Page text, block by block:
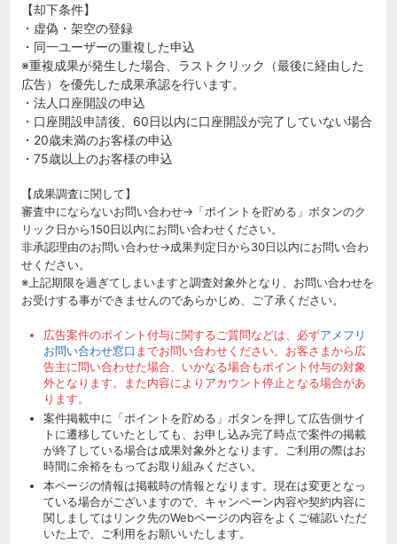
【却下条件】
・虚偽・架空の登録
・同一ユーザーの重複した申込
※重複成果が発生した場合、ラストクリック（最後に経由した
広告）を優先した成果承認を行います。
・法人口座開設の申込
・口座開設申請後、60日以内に口座開設が完了していない場合
・20歳未満のお客様の申込
・75歳以上のお客様の申込
【成果調査に関して】
審査中にならないお問い合わせ→「ポイントを貯める」ボタンのク
リック日から150日以内にお問い合わせください。
非承認理由のお問い合わせ→成果判定日から30日以内にお問い合わ
せください。
※上記期限を過ぎてしまいますと調査対象外となり、お問い合わせを
お受けする事ができませんのであらかじめ、ご了承ください。
広告案件のポイント付与に関するご質問などは、必ずアメフリ
お問い合わせ窓口 までお問い合わせください。お客さまから広
告主に問い合わせた場合、いかなる場合もポイント付与の対象
外となります。また内容によりアカウント停止となる場合があ
ります。
案件掲載中に「ポイントを貯める」ボタンを押して広告側サイ
トに遷移していたとしても、お申し込み完了時点で案件の掲載
が終了している場合は成果対象外となります。ご利用の際はお
時間に余裕をもってお取り組みください。
本ページの情報は掲載時の情報となります。現在は変更となっ
ている場合がございますので、キャンペーン内容や契約内容に
関しましてはリンク先のWebページの内容をよくご確認いただ
いた上で、ご利用をお願いいたします。